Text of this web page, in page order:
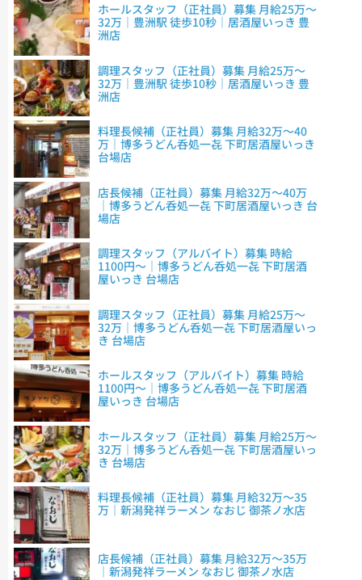
ホールスタッフ（正社員）募集 月給25万～
32万｜豊洲駅 徒歩10秒｜居酒屋いっき 豊
洲店
調理スタッフ（正社員）募集 月給25万～
32万｜豊洲駅 徒歩10秒｜居酒屋いっき 豊
洲店
料理長候補（正社員）募集 月給32万～40
万｜博多うどん呑処一㐂 下町居酒屋いっき
台場店
店長候補（正社員）募集 月給32万～40万
｜博多うどん呑処一㐂 下町居酒屋いっき 台
場店
調理スタッフ（アルバイト）募集 時給
1100円～｜博多うどん呑処一㐂 下町居酒
屋いっき 台場店
調理スタッフ（正社員）募集 月給25万～
32万｜博多うどん呑処一㐂 下町居酒屋いっ
き 台場店
ホールスタッフ（アルバイト）募集 時給
1100円～｜博多うどん呑処一㐂 下町居酒
屋いっき 台場店
ホールスタッフ（正社員）募集 月給25万～
32万｜博多うどん呑処一㐂 下町居酒屋いっ
き 台場店
料理長候補（正社員）募集 月給32万～35
万｜新潟発祥ラーメン なおじ 御茶ノ水店
店長候補（正社員）募集 月給32万～35万
｜新潟発祥ラーメン なおじ 御茶ノ水店